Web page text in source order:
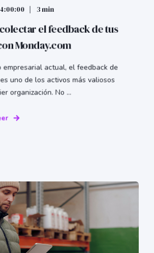
3 min
el feedback de tus
Monday.com
empresarial actual, el feedback de
uno de los activos más valiosos
organización. No ...